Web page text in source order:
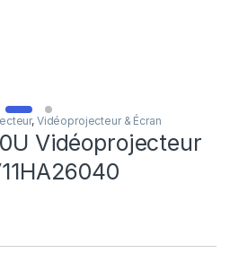
, Vidéoprojecteur & Écran
Vidéoprojecteur